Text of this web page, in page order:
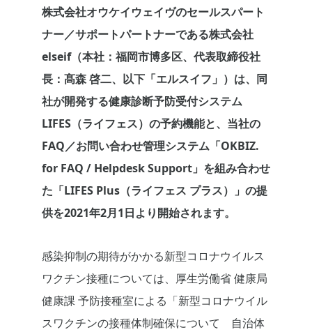
株式会社オウケイウェイヴのセールスパート
ナー／サポートパートナーである株式会社
elseif（本社：福岡市博多区、代表取締役社
長：髙森 啓二、以下「エルスイフ」）は、同
社が開発する健康診断予防受付システム
LIFES（ライフェス）の予約機能と、当社の
FAQ／お問い合わせ管理システム「OKBIZ.
for FAQ / Helpdesk Support」を組み合わせ
た「LIFES Plus（ライフェス プラス）」の提
供を2021年2月1日より開始されます。
感染抑制の期待がかかる新型コロナウイルス
ワクチン接種については、厚生労働省 健康局
健康課 予防接種室による「新型コロナウイル
スワクチンの接種体制確保について 自治体